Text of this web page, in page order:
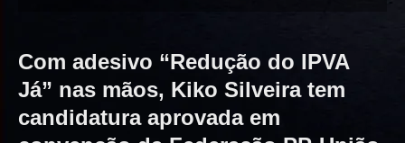
Com adesivo “Redução do IPVA
Já” nas mãos, Kiko Silveira tem
candidatura aprovada em